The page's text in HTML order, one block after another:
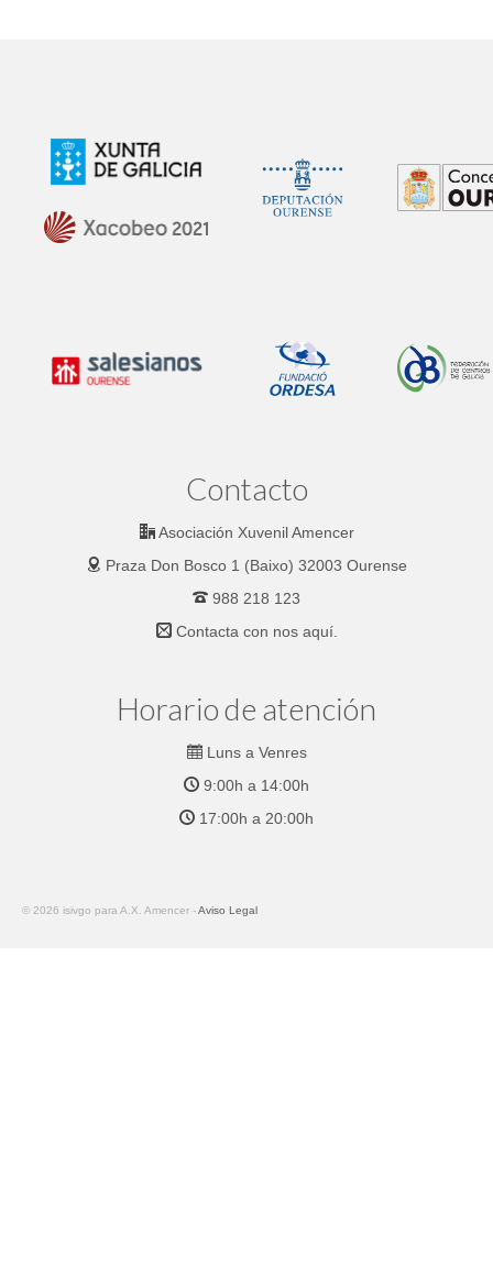
Contacto
Asociación Xuvenil Amencer
Praza Don Bosco 1 (Baixo) 32003 Ourense
988 218 123
Contacta con nos aquí.
Horario de atención
Luns a Venres
9:00h a 14:00h
17:00h a 20:00h
© 2026 isivgo para A.X. Amencer -Aviso Legal